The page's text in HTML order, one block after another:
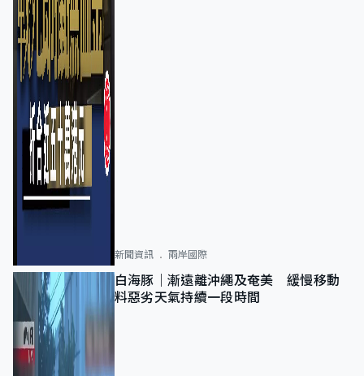
新聞資訊 兩岸國際
白海豚｜漸遠離沖繩及奄美 緩慢移動
料惡劣天氣持續一段時間